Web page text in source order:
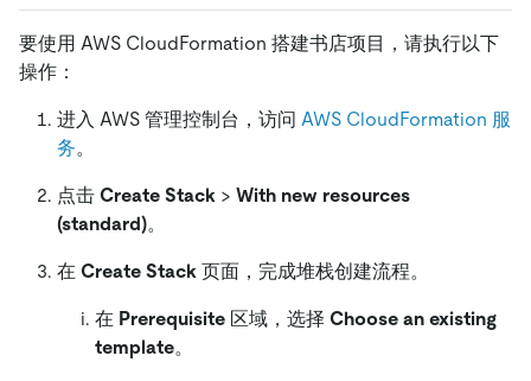
要使用 AWS CloudFormation 搭建书店项目，请执行以下
操作：
进入 AWS 管理控制台，访问 AWS CloudFormation 服
务。
点击 Create Stack > With new resources
(standard)。
在 Create Stack 页面，完成堆栈创建流程。
在 Prerequisite 区域，选择 Choose an existing
template。